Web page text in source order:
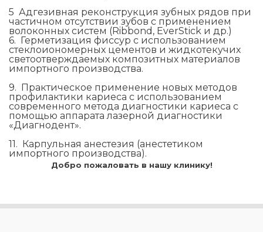
5 Адгезивная реконструкция зубных рядов при
частичном отсутствии зубов с применением
волоконных систем (Ribbond, EverStick и др.)
6. Герметизация фиссур с использованием
стеклоиономерных цементов и жидкотекучих
светоотверждаемых композитных материалов
импортного производства.
9. Практическое применение новых методов
профилактики кариеса с использованием
современного метода диагностики кариеса с
помощью аппарата лазерной диагностики
«Диагнодент».
11. Карпульная анестезия (анестетиком
импортного производства).
Добро пожаловать в нашу клинику!